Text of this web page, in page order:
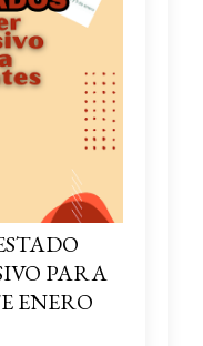
PARA
ENERO